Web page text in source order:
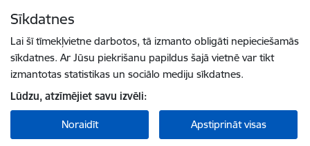
Sīkdatnes
Lai šī tīmekļvietne darbotos, tā izmanto obligāti nepieciešamās
sīkdatnes. Ar Jūsu piekrišanu papildus šajā vietnē var tikt
izmantotas statistikas un sociālo mediju sīkdatnes.
Lūdzu, atzīmējiet savu izvēli:
Noraidīt Apstiprināt visas